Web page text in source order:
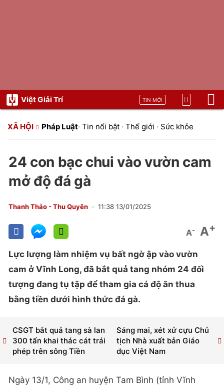
Việt Giải Trí TIN MỚI
XÃ HỘI Pháp Luật· Tin nổi bật · Thế giới · Sức khỏe
24 con bạc chui vào vườn cam
mở độ đá gà
Thanh Thảo - Thu Quyên 11:38 13/01/2025
A- A+
Lực lượng làm nhiệm vụ bất ngờ ập vào vườn
cam ở Vĩnh Long, đã bắt quả tang nhóm 24 đối
tượng đang tụ tập để tham gia cá độ ăn thua
bằng tiền dưới hình thức đá gà.
Sáng mai, xét xử cựu Chủ
tịch Nhà xuất bản Giáo
dục Việt Nam
CSGT bắt quả tang sà lan
300 tấn khai thác cát trái
phép trên sông Tiền
Ngày 13/1, Công an huyện Tam Bình (tỉnh Vĩnh